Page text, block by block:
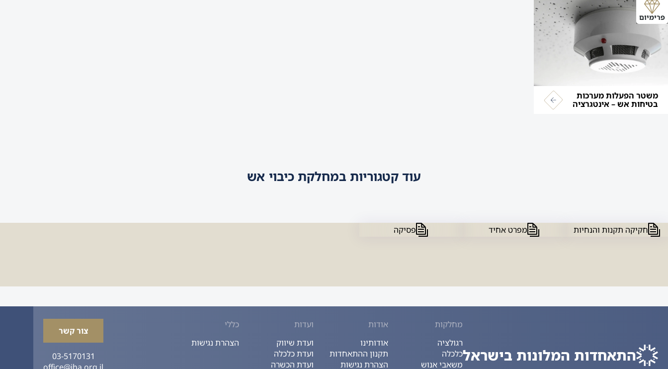
פרימיום
משטר הפעלות מערכות
בטיחות אש – אינטגרציה
עוד קטגוריות במחלקת כיבוי אש
חקיקה תקנות והנחיות מפרט אחיד פסיקה
התאחדות המלונות בישראל
מחלקות
רגולציה
כלכלה
משאבי אנוש
אודות
אודותינו
תקנון ההתאחדות
הצהרת נגישות
ועדות
ועדת שיווק
ועדת כלכלה
ועדת הכשרה
כללי
הצהרת נגישות
צור קשר
03-5170131
office@iha.org.il